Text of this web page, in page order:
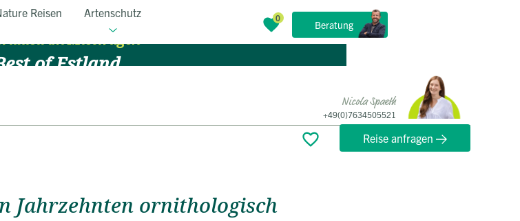
Beratung
Reisen Artenschutz
im Mietwagen
of Estland
Nicola Spaeth
+49(0)7634505521
Reise anfragen
Bewertungen Termine FAQ
Jahrzehnten ornithologisch